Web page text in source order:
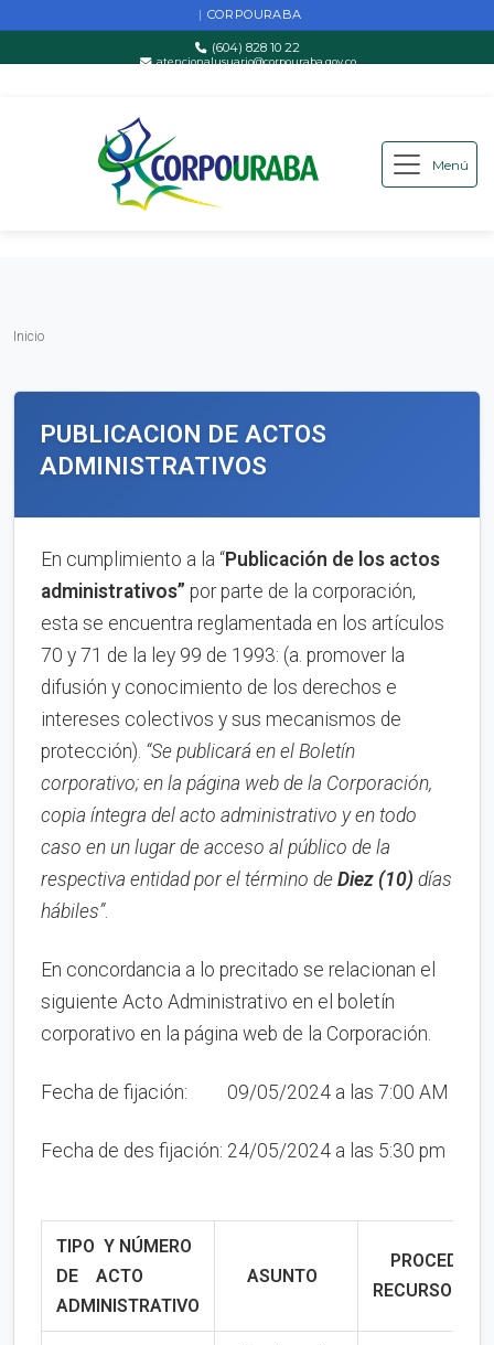
Saltar al contenido principal
| CORPOURABA
(604) 828 10 22
atencionalusuario@corpouraba.gov.co
Menú
Inicio
PUBLICACION DE ACTOS
ADMINISTRATIVOS
En cumplimiento a la “Publicación de los actos
administrativos” por parte de la corporación,
esta se encuentra reglamentada en los artículos
70 y 71 de la ley 99 de 1993: (a. promover la
difusión y conocimiento de los derechos e
intereses colectivos y sus mecanismos de
protección). “Se publicará en el Boletín
corporativo; en la página web de la Corporación,
copia íntegra del acto administrativo y en todo
caso en un lugar de acceso al público de la
respectiva entidad por el término de Diez (10) días
hábiles”.
En concordancia a lo precitado se relacionan el
siguiente Acto Administrativo en el boletín
corporativo en la página web de la Corporación.
Fecha de fijación: 09/05/2024 a las 7:00 AM
Fecha de des fijación: 24/05/2024 a las 5:30 pm
TIPO Y NÚMERO
DE ACTO
ADMINISTRATIVO
ASUNTO
PROCEDE
RECURSO